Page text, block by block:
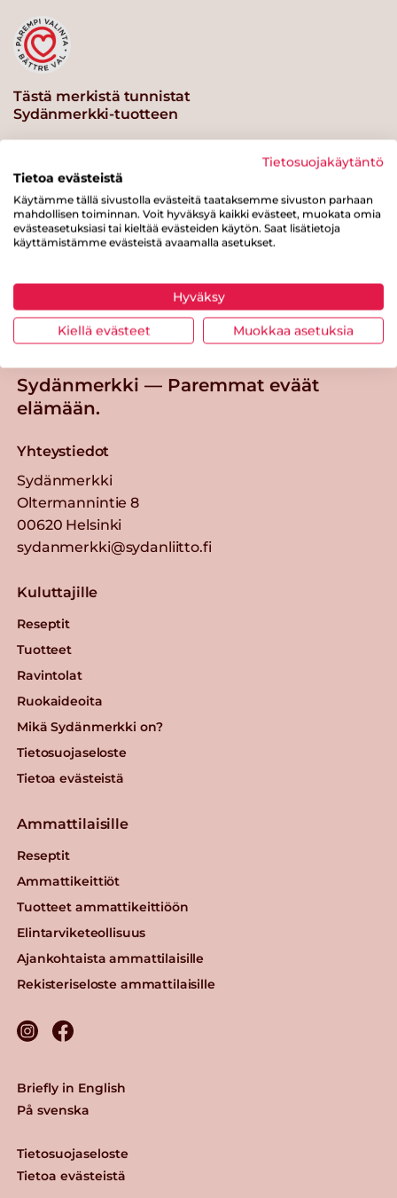
Tästä merkistä tunnistat
Sydänmerkki-tuotteen
Tästä merkistä tunnistat
Sydänmerkki-tuotteen
Takaisin ylös
Sydänmerkki — Paremmat eväät
elämään.
Yhteystiedot
Sydänmerkki
Oltermannintie 8
00620 Helsinki
sydanmerkki@sydanliitto.fi
Kuluttajille
Reseptit
Tuotteet
Ravintolat
Ruokaideoita
Mikä Sydänmerkki on?
Tietosuojaseloste
Tietoa evästeistä
Ammattilaisille
Reseptit
Ammattikeittiöt
Tuotteet ammattikeittiöön
Elintarviketeollisuus
Ajankohtaista ammattilaisille
Rekisteriseloste ammattilaisille
Tietosuojaseloste
Tietoa evästeistä
Briefly in English
På svenska
Tietosuojakäytäntö
Tietoa evästeistä
Käytämme tällä sivustolla evästeitä taataksemme sivuston parhaan
mahdollisen toiminnan. Voit hyväksyä kaikki evästeet, muokata omia
evästeasetuksiasi tai kieltää evästeiden käytön. Saat lisätietoja
käyttämistämme evästeistä avaamalla asetukset.
Hyväksy
Kiellä evästeet Muokkaa asetuksia